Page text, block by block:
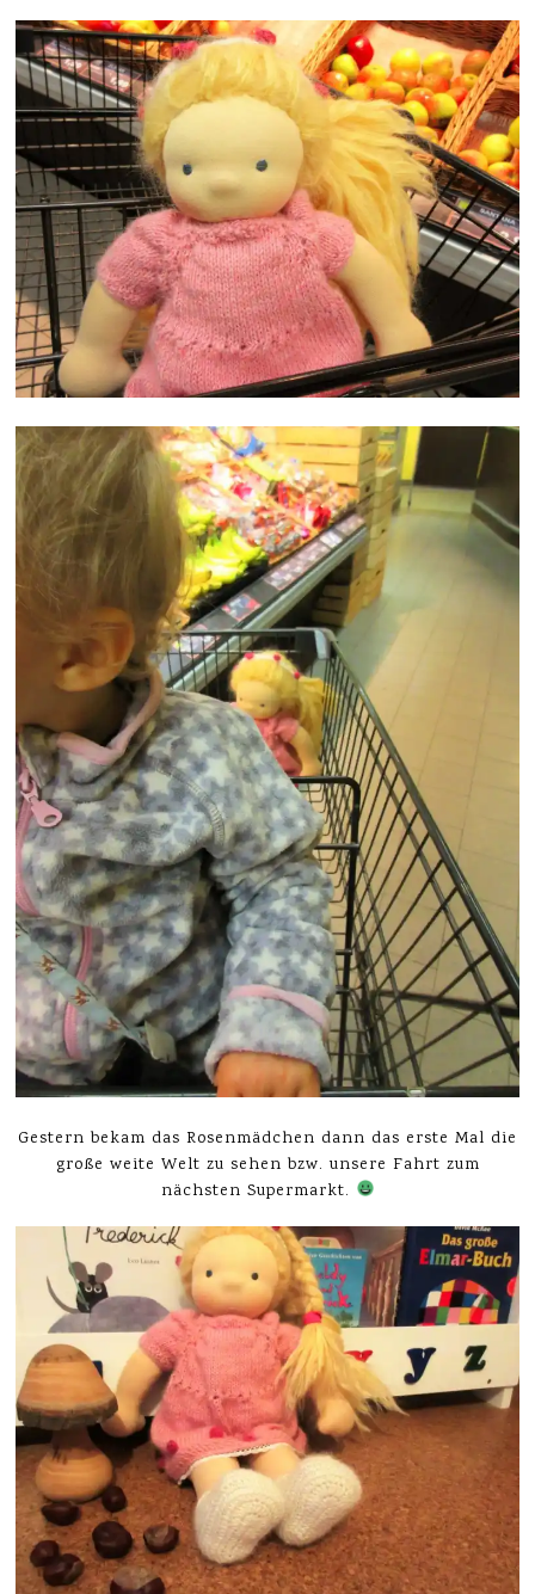
Gestern bekam das Rosenmädchen dann das erste Mal die
große weite Welt zu sehen bzw. unsere Fahrt zum
nächsten Supermarkt.